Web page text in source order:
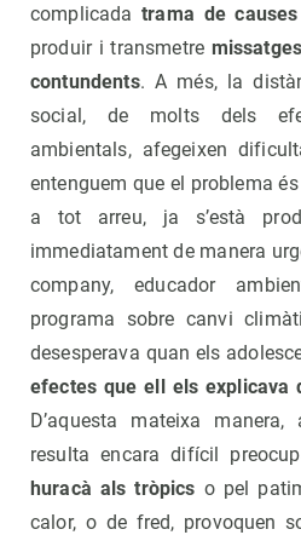
complicada trama de
produir i transmetre
contundents. A més, la
social, de molts dels
ambientals, afegeixen
entenguem que el problema
a tot arreu, ja s’està
immediatament de manera
company, educador
programa sobre canvi
desesperava quan els
efectes que ell els explicava
D’aquesta mateixa
resulta encara difícil
huracà als tròpics o pel
calor, o de fred, provoquen